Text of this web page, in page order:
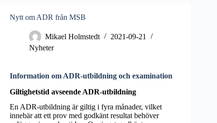
Nytt om ADR från MSB
Mikael Holmstedt
2021-09-21
Nyheter
Information om ADR-utbildning och examination
Giltighetstid avseende ADR-utbildning
En ADR-utbildning är giltig i fyra månader, vilket
innebär att ett prov med godkänt resultat behöver